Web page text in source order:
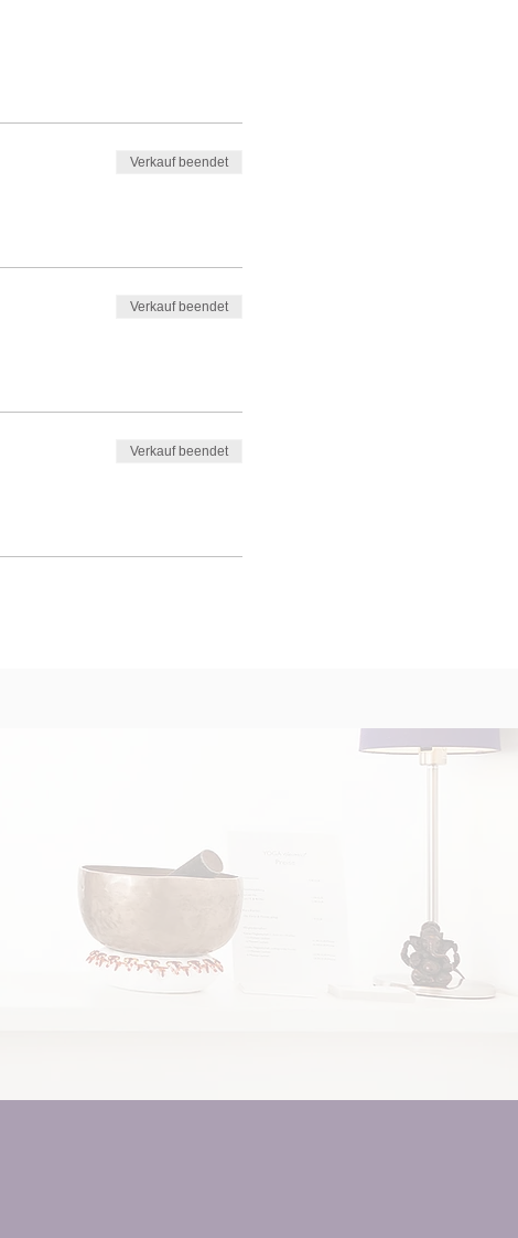
Verkauf beendet
Verkauf beendet
Verkauf beendet